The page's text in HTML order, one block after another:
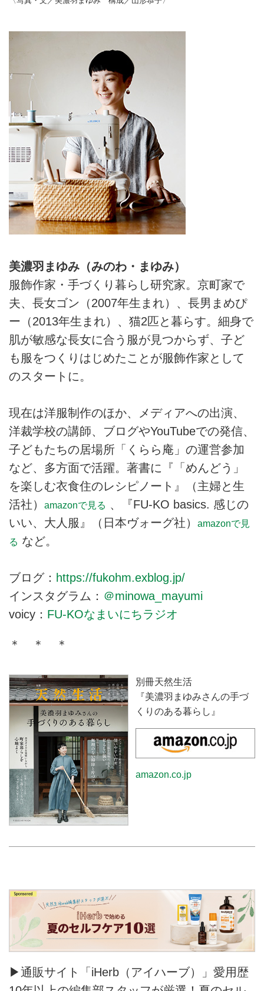
美濃羽まゆみ（みのわ・まゆみ）
服飾作家・手づくり暮らし研究家。京町家で
夫、長女ゴン（2007年生まれ）、長男まめぴ
ー（2013年生まれ）、猫2匹と暮らす。細身で
肌が敏感な長女に合う服が見つからず、子ど
も服をつくりはじめたことが服飾作家として
のスタートに。
現在は洋服制作のほか、メディアへの出演、
洋裁学校の講師、ブログやYouTubeでの発信、
子どもたちの居場所「くらら庵」の運営参加
など、多方面で活躍。著書に『「めんどう」
を楽しむ衣食住のレシピノート』（主婦と生
活社）
amazonで見る 、『FU-KO basics. 感じの
いい、大人服』（日本ヴォーグ社）
amazonで見
る など。
ブログ： https://fukohm.exblog.jp/
インスタグラム： ＠minowa_mayumi
voicy： FU-KOなまいにちラジオ
＊ ＊ ＊
別冊天然生活
『美濃羽まゆみさんの手づ
くりのある暮らし』
amazon.co.jp
▶通販サイト「iHerb（アイハーブ）」愛用歴